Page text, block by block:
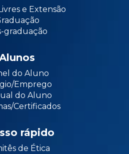
e Extensão
graduação
do Aluno
Emprego
do Aluno
Certificados
rápido
de Ética